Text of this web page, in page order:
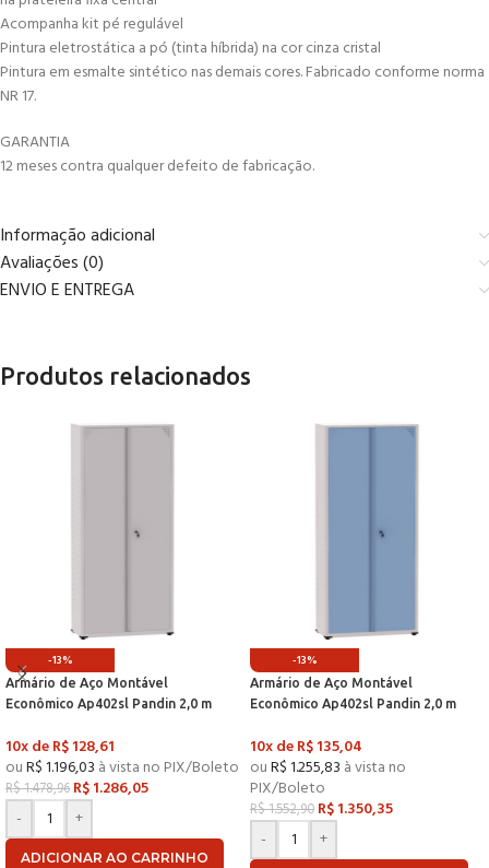
Acompanha kit pé regulável
Pintura eletrostática a pó (tinta híbrida) na cor cinza cristal
Pintura em esmalte sintético nas demais cores. Fabricado conforme norma
NR 17.
GARANTIA
12 meses contra qualquer defeito de fabricação.
Informação adicional
Avaliações (0)
ENVIO E ENTREGA
Produtos relacionados
-13%
Armário de Aço Montável
Econômico Ap402sl Pandin 2,0 m
10x deR$128,61
ouR$1.196,03 à vista no PIX/Boleto
R$1.478,96 R$1.286,05
-
+
ADICIONAR AO CARRINHO
-13%
Armário de Aço Montável
Econômico Ap402sl Pandin 2,0 m
10x deR$135,04
ouR$1.255,83 à vista no
PIX/Boleto
R$1.552,90 R$1.350,35
-
+